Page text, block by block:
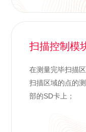
扫描控制模
在测量完毕扫描
扫描区域的点的
部的SD卡上；